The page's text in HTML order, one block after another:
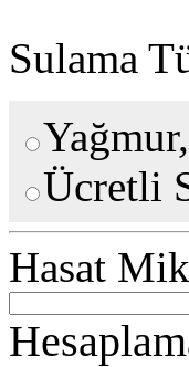
Sulama
Ücretli
Hasat